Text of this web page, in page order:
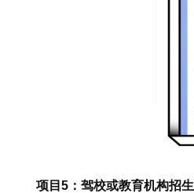
项目5：驾校或教育机构招生